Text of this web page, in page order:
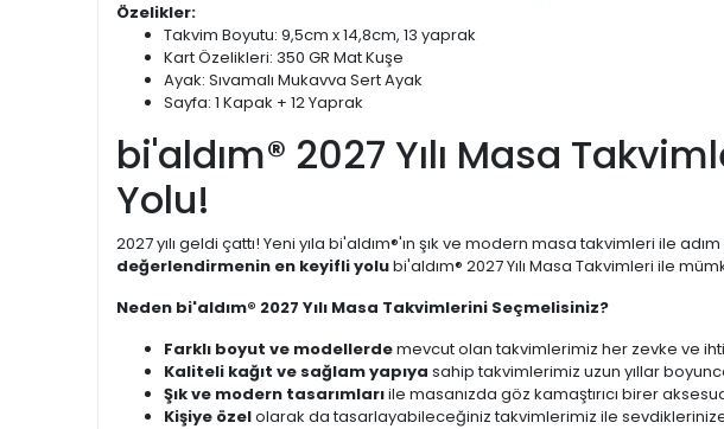
Özelikler:
Takvim Boyutu: 9,5cm x 14,8cm, 13 yaprak
Kart Özelikleri: 350 GR Mat Kuşe
Ayak: Sıvamalı Mukavva Sert Ayak
Sayfa: 1 Kapak + 12 Yaprak
bi'aldım® 2027 Yılı Masa
Yolu!
2027 yılı geldi çattı! Yeni yıla bi'aldım®'ın şık ve modern masa takvimleri ile
değerlendirmenin en keyifli yolubi'aldım® 2027 Yılı Masa Takvimleri ile
Neden bi'aldım® 2027 Yılı Masa Takvimlerini Seçmelisiniz?
Farklı boyut ve modellerdemevcut olan takvimlerimiz her zevke ve
Kaliteli kağıt ve sağlam yapıya sahip takvimlerimiz uzun yıllar
Şık ve modern tasarımlarıile masanızda göz kamaştırıcı birer
Kişiye özelolarak da tasarlayabileceğiniz takvimlerimiz ile